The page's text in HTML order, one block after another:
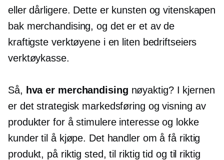
eller dårligere. Dette er kunsten og vitenskapen
bak merchandising, og det er et av de
kraftigste verktøyene i en liten bedriftseiers
verktøykasse.
Så, hva er merchandising nøyaktig? I kjernen
er det strategisk markedsføring og visning av
produkter for å stimulere interesse og lokke
kunder til å kjøpe. Det handler om å få riktig
produkt, på riktig sted, til riktig tid og til riktig